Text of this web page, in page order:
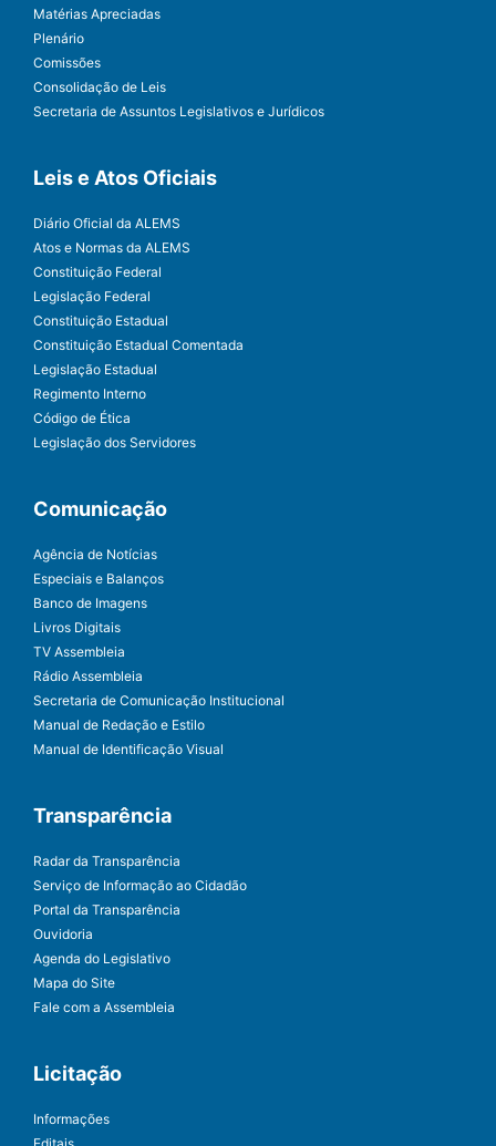
Matérias Apreciadas
Plenário
Comissões
Consolidação de Leis
Secretaria de Assuntos Legislativos e Jurídicos
Leis e Atos Oficiais
Diário Oficial da ALEMS
Atos e Normas da ALEMS
Constituição Federal
Legislação Federal
Constituição Estadual
Constituição Estadual Comentada
Legislação Estadual
Regimento Interno
Código de Ética
Legislação dos Servidores
Comunicação
Agência de Notícias
Especiais e Balanços
Banco de Imagens
Livros Digitais
TV Assembleia
Rádio Assembleia
Secretaria de Comunicação Institucional
Manual de Redação e Estilo
Manual de Identificação Visual
Transparência
Radar da Transparência
Serviço de Informação ao Cidadão
Portal da Transparência
Ouvidoria
Agenda do Legislativo
Mapa do Site
Fale com a Assembleia
Licitação
Informações